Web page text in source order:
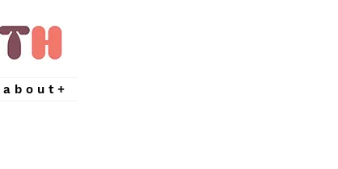
a b o u t +